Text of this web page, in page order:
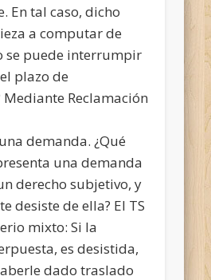
En tal caso, dicho
a computar de
se puede interrumpir
plazo de
Reclamación
demanda. ¿Qué
una demanda
derecho subjetivo, y
desiste de ella? El TS
mixto: Si la
es desistida,
dado traslado